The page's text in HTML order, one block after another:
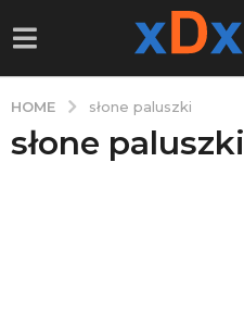
HOME słone paluszki
słone paluszki